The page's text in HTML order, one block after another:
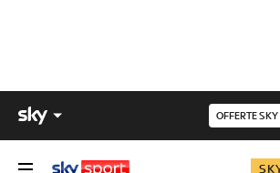
OFFERTE SKY